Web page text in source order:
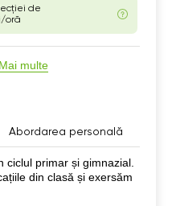
de
oră
Mai multe
Abordarea personală
ciclul primar și gimnazial.
din clasă și exersăm